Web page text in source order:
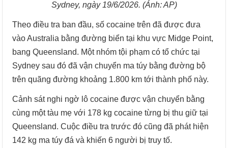
Sydney, ngày 19/6/2026. (Ảnh: AP)
Theo điều tra ban đầu, số cocaine trên đã được đưa
vào Australia bằng đường biển tại khu vực Midge Point,
bang Queensland. Một nhóm tội phạm có tổ chức tại
Sydney sau đó đã vận chuyển ma túy bằng đường bộ
trên quãng đường khoảng 1.800 km tới thành phố này.
Cảnh sát nghi ngờ lô cocaine được vận chuyển bằng
cùng một tàu mẹ với 178 kg cocaine từng bị thu giữ tại
Queensland. Cuộc điều tra trước đó cũng đã phát hiện
142 kg ma túy đá và khiến 6 người bị truy tố.